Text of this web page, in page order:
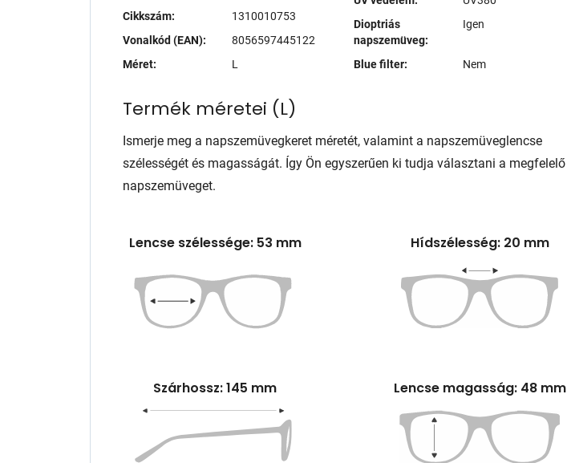
Cikkszám:
1310010753
Vonalkód (EAN):
8056597445122
Méret:
L
Dioptriás
napszemüveg:
Igen
Blue filter: Nem
Termék méretei (L)
Ismerje meg a napszemüvegkeret méretét, valamint a napszemüveglencse
szélességét és magasságát. Így Ön egyszerűen ki tudja választani a megfelelő
napszemüveget.
Lencse szélessége: 53 mm Hídszélesség: 20 mm
Szárhossz: 145 mm Lencse magasság: 48 mm